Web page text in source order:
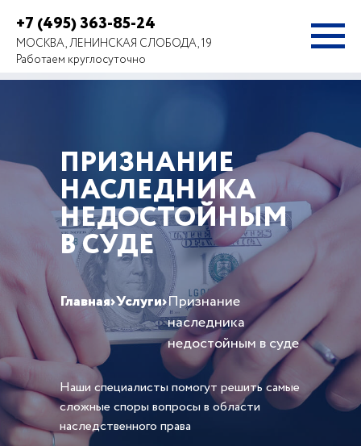
+7 (495) 363-85-24
МОСКВА, ЛЕНИНСКАЯ СЛОБОДА, 19
Работаем круглосуточно
ПРИЗНАНИЕ
НАСЛЕДНИКА
НЕДОСТОЙНЫМ
В СУДЕ
Главная›Услуги›Признание
наследника
недостойным в суде
Наши специалисты помогут решить самые
сложные споры вопросы в области
наследственного права